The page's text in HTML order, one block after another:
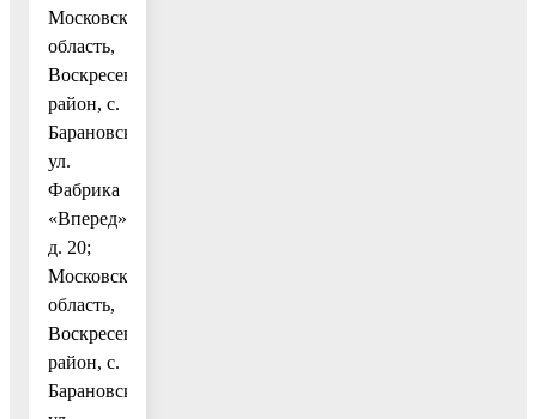
Московская
область,
Воскресенский
район, с.
Барановское,
ул.
Фабрика
«Вперед»,
д. 20;
Московская
область,
Воскресенский
район, с.
Барановское,